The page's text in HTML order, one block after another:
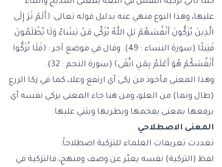
عليها، وهذا النوع منهي عنه بدليل قوله تعالى: ﴿أَلَمْ تَرَ إِلَى
الَّذِينَ يُزَكُّونَ أَنْفُسَهُمْ بَلِ اللَّهُ يُزَكِّي مَنْ يَشَاءُ وَلَا يُظْلَمُونَ
فَتِيلًا (سورة النساء : 49). وقال في موضع آخر : ﴿فَلَا تُزَكُّوا
أَنْفُسَكُمْ هُوَ أَعْلَمُ بِمَنِ اتَّقَى﴾ (سورة النجم : 32).
وهذا المعنى مأخوذ من زكى أي ارتفع وعلا، كما في زكا الزرع
(طال ونما) من العلو، ومن هنا جاء المعنى يزكي نفسه أي
يرفعها بمعنى يفخمها ويطريها ويثني عليها.
المعنى الاصطلاحي
تعددت تعريفات العلماء للتزكية اصطلاحاً:
لفظ (التزكية) نفسه يعبّر عن وصف ومنهج، فالتزكية في